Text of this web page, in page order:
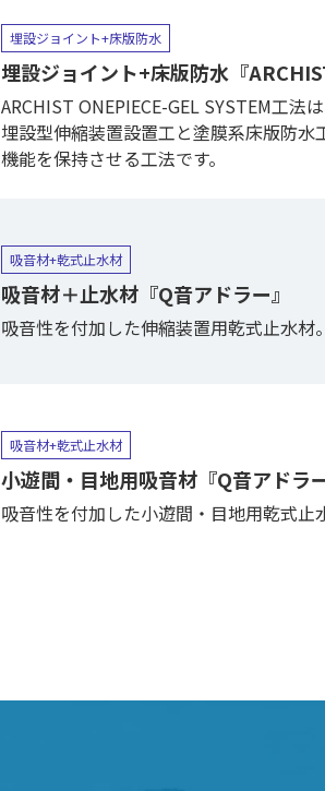
埋設ジョイント+床版防水
埋設ジョイント+床版防水『
ARCHIST ONEPIECE-GEL SYSTEM工
埋設型伸縮装置設置工と塗膜系床版防
機能を保持させる工法です。
吸音材+乾式止水材
吸音材＋止水材『Q音アドラー』
吸音性を付加した伸縮装置用乾式止水材
吸音材+乾式止水材
小遊間・目地用吸音材『Q音アドラ
吸音性を付加した小遊間・目地用乾式止